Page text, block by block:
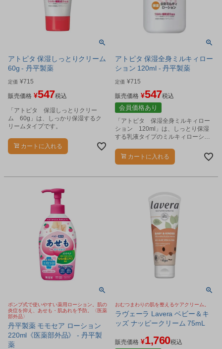
アトピタ 保湿しっとりクリーム
60g - 丹平製薬
定価 ¥715
販売価格 ¥547税込
「アトピタ 保湿しっとりクリー
ム 60g」は、しっかり保湿するク
リームタイプです。
カートに入れる
アトピタ 保湿全身ミルキィロー
ション 120ml - 丹平製薬
定価 ¥715
販売価格 ¥547税込
会員価格あり
「アトピタ 保湿全身ミルキィロー
ション 120ml」は、しっとり保湿
する乳液タイプのミルキィローショ
カートに入れる
ポンプ式で使いやすい薬用ローション。肌の
炎症を抑え、あせも・肌あれを予防。〈医薬
部外品〉
丹平製薬 モモセア ローション
220ml《医薬部外品》 - 丹平製
薬
おむつまわりの肌を整えるケアクリーム。
ラヴェーラ Lavera ベビー＆キ
ッズ ナッピークリーム 75mL
販売価格 ¥1,760税込